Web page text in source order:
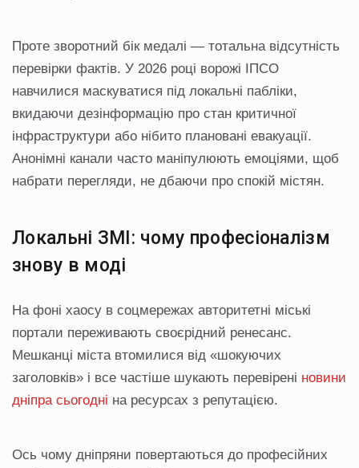
Проте зворотний бік медалі — тотальна відсутність
перевірки фактів. У 2026 році ворожі ІПСО
навчилися маскуватися під локальні пабліки,
вкидаючи дезінформацію про стан критичної
інфраструктури або нібито плановані евакуації.
Анонімні канали часто маніпулюють емоціями, щоб
набрати перегляди, не дбаючи про спокій містян.
Локальні ЗМІ: чому професіоналізм
знову в моді
На фоні хаосу в соцмережах авторитетні міські
портали переживають своєрідний ренесанс.
Мешканці міста втомилися від «шокуючих
заголовків» і все частіше шукають перевірені новини
дніпра сьогодні на ресурсах з репутацією.
Ось чому дніпряни повертаються до професійних